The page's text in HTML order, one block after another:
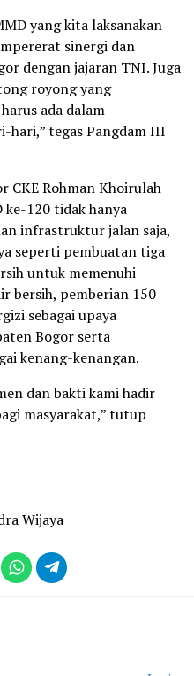
yang kita laksanakan
sinergi dan
dengan jajaran TNI. Juga
royong yang
ada dalam
hari,” tegas Pangdam III
CKE Rohman Khoirulah
120 tidak hanya
infrastruktur jalan saja,
seperti pembuatan tiga
untuk memenuhi
bersih, pemberian 150
sebagai upaya
Bogor serta
kenang-kenangan.
dan bakti kami hadir
masyarakat,” tutup
Wijaya